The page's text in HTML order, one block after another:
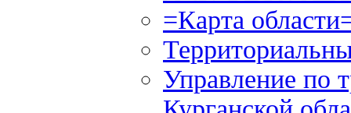
=Карта
Управление по